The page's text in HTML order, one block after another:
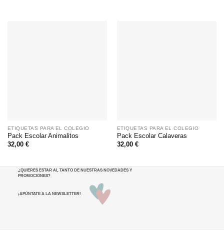
ETIQUETAS PARA EL COLEGIO
Pack Escolar Animalitos
32,00 €
ETIQUETAS PARA EL COLEGIO
Pack Escolar Calaveras
32,00 €
¿QUIERES ESTAR AL TANTO DE NUESTRAS NOVEDADES Y
PROMOCIONES?
¡APÚNTATE A LA NEWSLETTER!